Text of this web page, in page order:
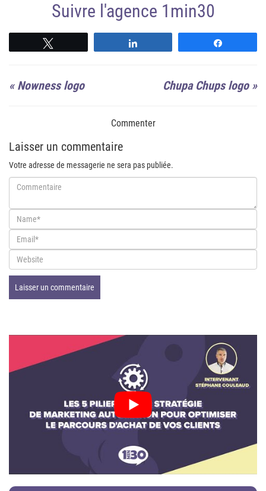
Suivre l'agence 1min30
« Nowness logo Chupa Chups logo»
Commenter
Laisser un commentaire
Votre adresse de messagerie ne sera pas publiée.